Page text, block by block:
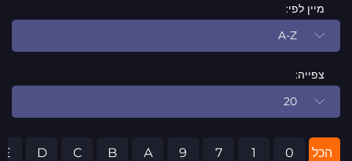
מיין לפי:
A-Z
צפייה:
20
הכל 0
1
7
9
A
B
C
D
E